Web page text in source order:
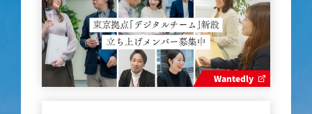
Wantedly